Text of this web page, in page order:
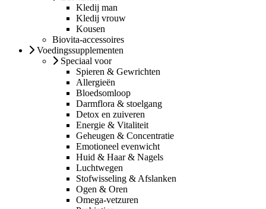
Kledij man
Kledij vrouw
Kousen
Biovita-accessoires
Voedingssupplementen
Speciaal voor
Spieren & Gewrichten
Allergieën
Bloedsomloop
Darmflora & stoelgang
Detox en zuiveren
Energie & Vitaliteit
Geheugen & Concentratie
Emotioneel evenwicht
Huid & Haar & Nagels
Luchtwegen
Stofwisseling & Afslanken
Ogen & Oren
Omega-vetzuren